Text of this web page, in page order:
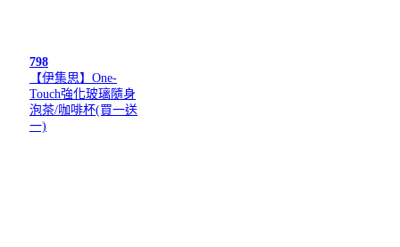
798
【伊集思】One-
Touch強化玻璃隨身
泡茶/咖啡杯(買一送
一)